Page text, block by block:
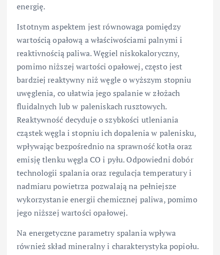
energię.
Istotnym aspektem jest równowaga pomiędzy
wartością opałową a właściwościami palnymi i
reaktivnością paliwa. Węgiel niskokaloryczny,
pomimo niższej wartości opałowej, często jest
bardziej reaktywny niż węgle o wyższym stopniu
uwęglenia, co ułatwia jego spalanie w złożach
fluidalnych lub w paleniskach rusztowych.
Reaktywność decyduje o szybkości utleniania
cząstek węgla i stopniu ich dopalenia w palenisku,
wpływając bezpośrednio na sprawność kotła oraz
emisję tlenku węgla CO i pyłu. Odpowiedni dobór
technologii spalania oraz regulacja temperatury i
nadmiaru powietrza pozwalają na pełniejsze
wykorzystanie energii chemicznej paliwa, pomimo
jego niższej wartości opałowej.
Na energetyczne parametry spalania wpływa
również skład mineralny i charakterystyka popiołu.